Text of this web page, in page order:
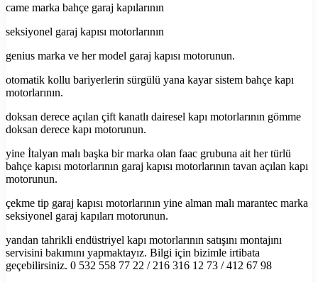
came marka bahçe garaj kapılarının
seksiyonel garaj kapısı motorlarının
genius marka ve her model garaj kapısı motorunun.
otomatik kollu bariyerlerin sürgülü yana kayar sistem bahçe kapı
motorlarının.
doksan derece açılan çift kanatlı dairesel kapı motorlarının gömme
doksan derece kapı motorunun.
yine İtalyan malı başka bir marka olan faac grubuna ait her türlü
bahçe kapısı motorlarının garaj kapısı motorlarının tavan açılan kapı
motorunun.
çekme tip garaj kapısı motorlarının yine alman malı marantec marka
seksiyonel garaj kapıları motorunun.
yandan tahrikli endüstriyel kapı motorlarının satışını montajını
servisini bakımını yapmaktayız. Bilgi için bizimle irtibata
geçebilirsiniz. 0 532 558 77 22 / 216 316 12 73 / 412 67 98